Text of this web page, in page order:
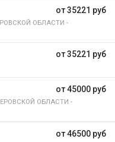
от 35221 руб
ОБЛАСТИ -
от 35221 руб
от 45000 руб
ОБЛАСТИ -
от 46500 руб